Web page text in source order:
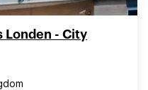
Londen - City